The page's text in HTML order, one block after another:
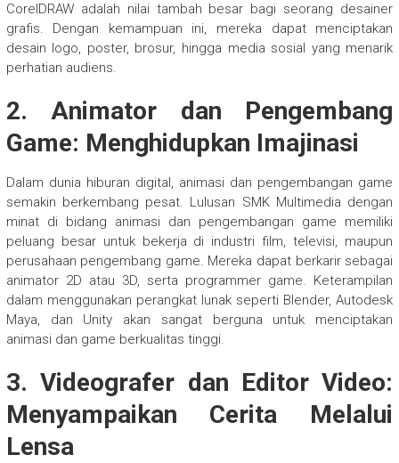
CorelDRAW adalah nilai tambah besar bagi seorang desainer
grafis. Dengan kemampuan ini, mereka dapat menciptakan
desain logo, poster, brosur, hingga media sosial yang menarik
perhatian audiens.
2.Animator dan Pengembang
Game: Menghidupkan Imajinasi
Dalam dunia hiburan digital, animasi dan pengembangan game
semakin berkembang pesat. Lulusan SMK Multimedia dengan
minat di bidang animasi dan pengembangan game memiliki
peluang besar untuk bekerja di industri film, televisi, maupun
perusahaan pengembang game. Mereka dapat berkarir sebagai
animator 2D atau 3D, serta programmer game. Keterampilan
dalam menggunakan perangkat lunak seperti Blender, Autodesk
Maya, dan Unity akan sangat berguna untuk menciptakan
animasi dan game berkualitas tinggi.
3.Videografer dan Editor Video:
Menyampaikan Cerita Melalui
Lensa